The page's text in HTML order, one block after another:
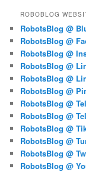
ROBOBLOG
RobotsBlog @
RobotsBlog @
RobotsBlog @
RobotsBlog @
RobotsBlog @
RobotsBlog @
RobotsBlog @
RobotsBlog @
RobotsBlog @
RobotsBlog @
RobotsBlog @
RobotsBlog @